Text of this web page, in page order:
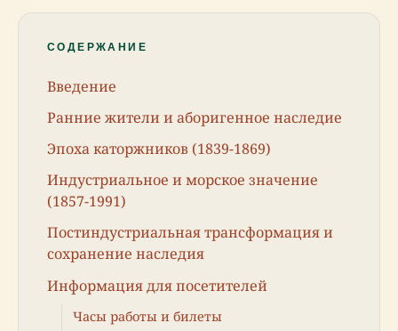
СОДЕРЖАНИЕ
Введение
Ранние жители и аборигенное наследие
Эпоха каторжников (1839-1869)
Индустриальное и морское значение
(1857-1991)
Постиндустриальная трансформация и
сохранение наследия
Информация для посетителей
Часы работы и билеты